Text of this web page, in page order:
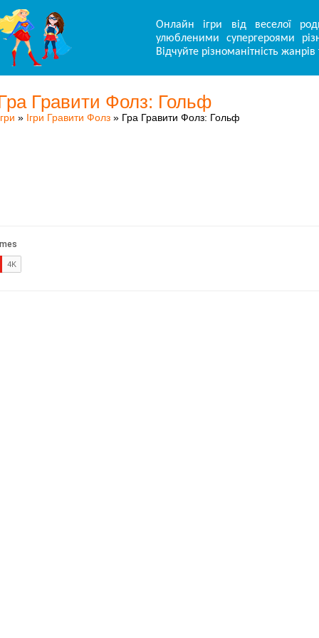
Онлайн ігри від веселої
улюбленими супергероями
Відчуйте різноманітність
Гравити Фолз: Гольф
» Ігри Гравити Фолз » Гра Гравити Фолз: Гольф